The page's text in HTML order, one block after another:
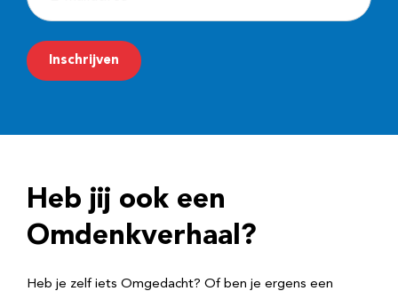
-
m
a
r
e
Inschrijven
Heb jij ook een
Omdenkverhaal?
Heb je zelf iets Omgedacht? Of ben je ergens een